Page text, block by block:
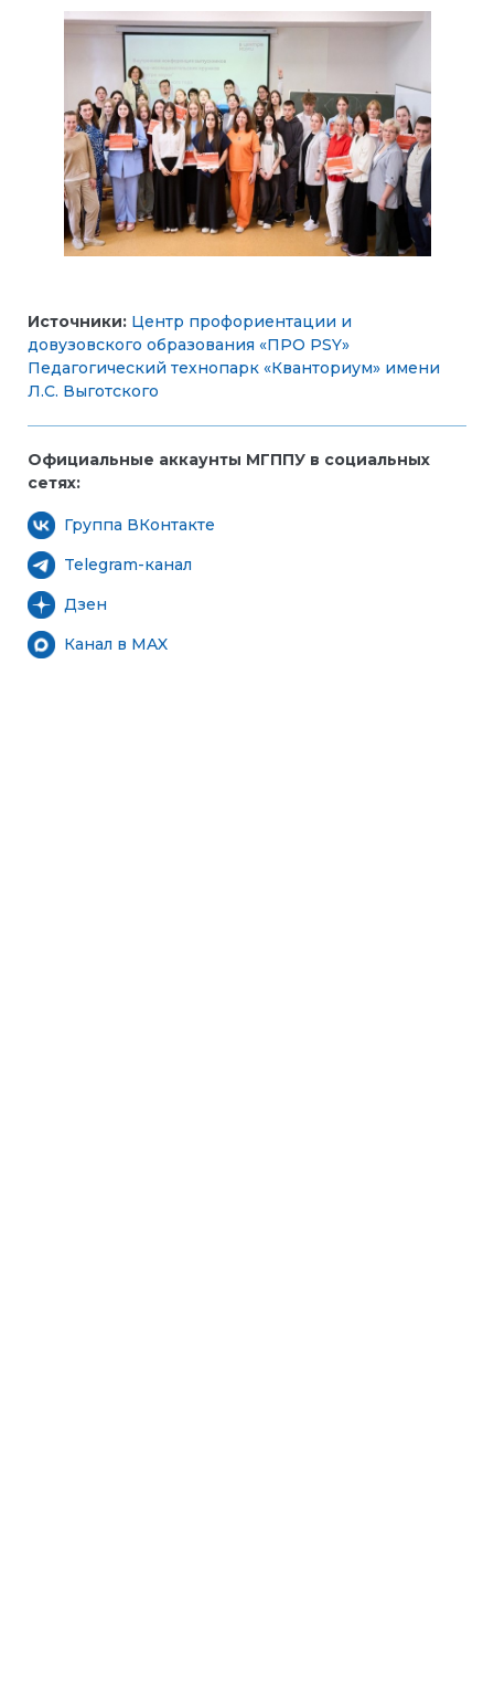
Источники: Центр профориентации и
довузовского образования «ПРО PSY»
Педагогический технопарк «Кванториум» имени
Л.С. Выготского
Официальные аккаунты МГППУ в социальных
сетях:
Группа ВКонтакте
Telegram-канал
Дзен
Канал в MAX